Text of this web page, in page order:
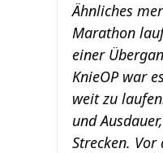
Ähnliches
Marathon
einer
KnieOP war
weit zu
und
Strecken.